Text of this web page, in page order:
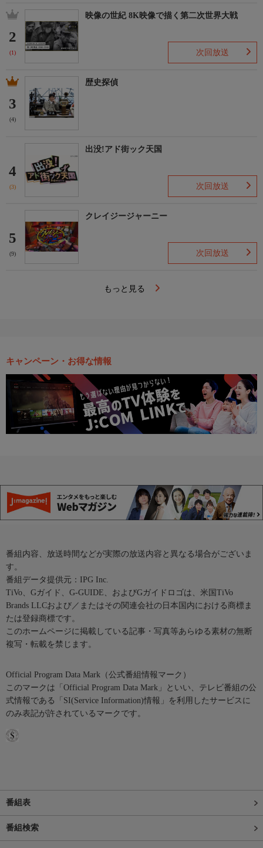
2
(1)
映像の世紀 8K映像で描く第二次世界大戦
次回放送
3
(4)
歴史探偵
4
(3)
出没!アド街ック天国
次回放送
5
(9)
クレイジージャーニー
次回放送
もっと見る
キャンペーン・お得な情報
番組内容、放送時間などが実際の放送内容と異なる場合がございま
す。
番組データ提供元：IPG Inc.
TiVo、Gガイド、G-GUIDE、およびGガイドロゴは、米国TiVo
Brands LLCおよび／またはその関連会社の日本国内における商標ま
たは登録商標です。
このホームページに掲載している記事・写真等あらゆる素材の無断
複写・転載を禁じます。
Official Program Data Mark（公式番組情報マーク）
このマークは「Official Program Data Mark」といい、テレビ番組の公
式情報である「SI(Service Information)情報」を利用したサービスに
のみ表記が許されているマークです。
番組表
番組検索